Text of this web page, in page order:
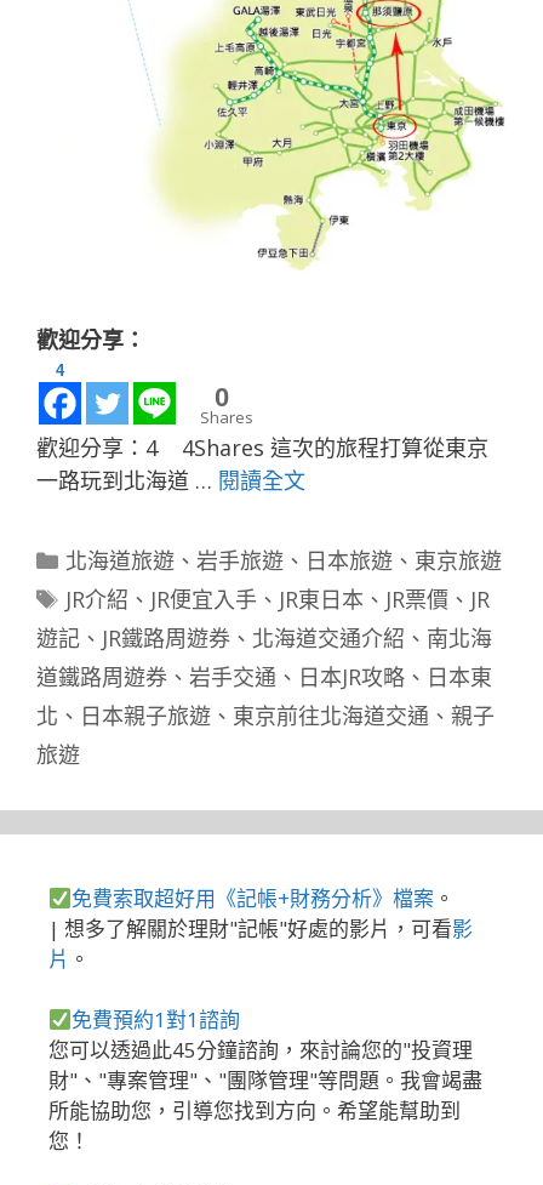
歡迎分享：
4
0
Shares
歡迎分享：4 4Shares 這次的旅程打算從東京
一路玩到北海道 … 閱讀全文
分
類
北海道旅遊、 岩手旅遊、 日本旅遊、 東京旅遊
標
籤
JR介紹 、 JR便宜入手、 JR東日本 、 JR票價 、 JR
遊記 、 JR鐵路周遊券 、 北海道交通介紹 、 南北海
道鐵路周遊券 、 岩手交通 、 日本JR攻略 、 日本東
北 、 日本親子旅遊 、 東京前往北海道交通 、 親子
旅遊
免費索取超好用《記帳+財務分析》檔案 。
| 想多了解關於理財"記帳"好處的影片，可看影
片 。
免費預約1對1諮詢
您可以透過此45分鐘諮詢，來討論您的"投資理
財"、"專案管理"、"團隊管理"等問題。我會竭盡
所能協助您，引導您找到方向。希望能幫助到
您！